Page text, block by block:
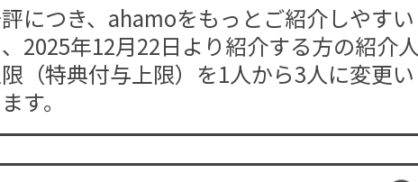
につき、ahamoをもっとご紹介しやすい
2025年12月22日より紹介する方の紹介人
（特典付与上限）を1人から3人に変更い
す。